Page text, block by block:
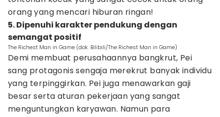
orang yang mencari hiburan ringan!
5. Dipenuhi karakter pendukung dengan
semangat positif
The Richest Man in Game (dok. Bilibili/The Richest Man in Game)
Demi membuat perusahaannya bangkrut, Pei
sang protagonis sengaja merekrut banyak individu
yang terpinggirkan. Pei juga menawarkan gaji
besar serta aturan pekerjaan yang sangat
menguntungkan karyawan. Namun para